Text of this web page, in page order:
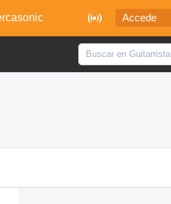
 Accede